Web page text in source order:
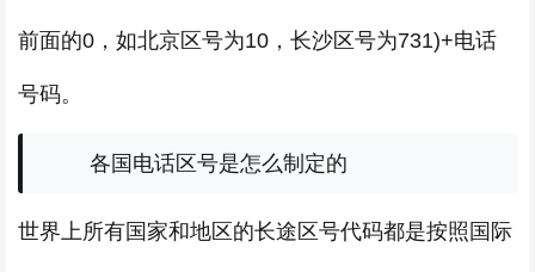
前面的0，如北京区号为10，长沙区号为731)+电话
号码。
各国电话区号是怎么制定的
世界上所有国家和地区的长途区号代码都是按照国际